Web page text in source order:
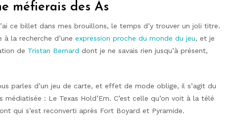
méfierais des As
ce billet dans mes brouillons, le temps d’y trouver un joli titre.
la recherche d’une expression proche du monde du jeu, et je
de Tristan Bernard dont je ne savais rien jusqu’à présent,
parles d’un jeu de carte, et effet de mode oblige, il s’agit du
médiatisée : Le Texas Hold’Em. C’est celle qu’on voit à la télé
qui s’est reconverti après Fort Boyard et Pyramide.